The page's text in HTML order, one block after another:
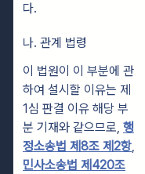
다.
나. 관계 법령
이 법원이 이 부분에 관
하여 설시할 이유는 제
1심 판결 이유 해당 부
분 기재와 같으므로, 행
정소송법 제8조 제2항,
민사소송법 제420조